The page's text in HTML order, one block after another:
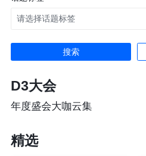
请选择话题标签
D3大会
年度盛会大咖云集
精选